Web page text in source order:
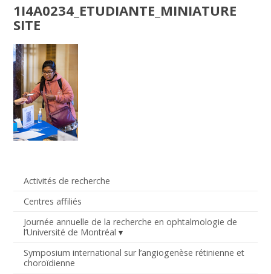
Activités de recherche
Centres affiliés
Journée annuelle de la recherche en ophtalmologie de
l’Université de Montréal
Symposium international sur l’angiogenèse rétinienne et
choroïdienne
1I4A0234_ETUDIANTE_MINIATURE
SITE